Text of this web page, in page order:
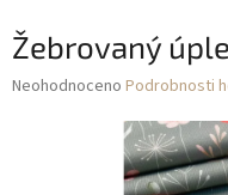
Žebrovaný
Průměrné
Neohodnoceno Podrobnosti